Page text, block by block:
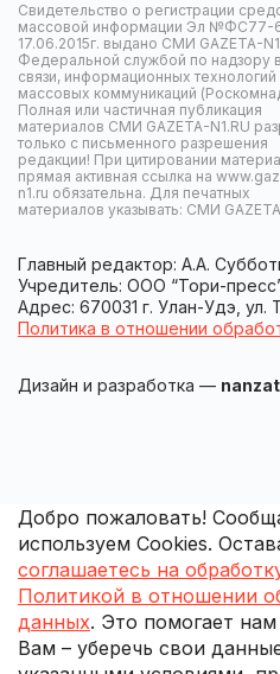
Свидетельство о регистрации
массовой информации Эл №ФС77-
17.06.2015г. выдано СМИ GAZETA-
Федеральной службой по надзору
связи, информационных технологий
массовых коммуникаций
Полная или частичная публикация
материалов СМИ GAZETA-N1.RU
только с письменного разрешения
редакции! При цитировании
прямая активная ссылка на
n1.ru обязательна. Для печатных
материалов указывать: СМИ
Главный редактор: А.А.
Учредитель: ООО “Тори-
Адрес: 670031 г. Улан-Удэ, ул.
Политика в отношении
Дизайн и разработка —
Добро пожаловать!
используем Cookies.
соглашаетесь на
Политикой в отношении
данных. Это помогает
Вам – уберечь свои